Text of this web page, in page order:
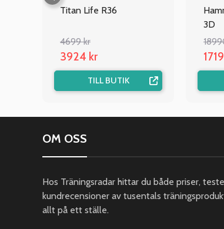
Titan Life R36
4699 kr
3924 kr
TILL BUTIK
3D
OM OSS
Hos Träningsradar hittar du både priser,
kundrecensioner av tusentals
allt på ett ställe.